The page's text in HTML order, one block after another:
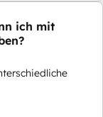
ich mit